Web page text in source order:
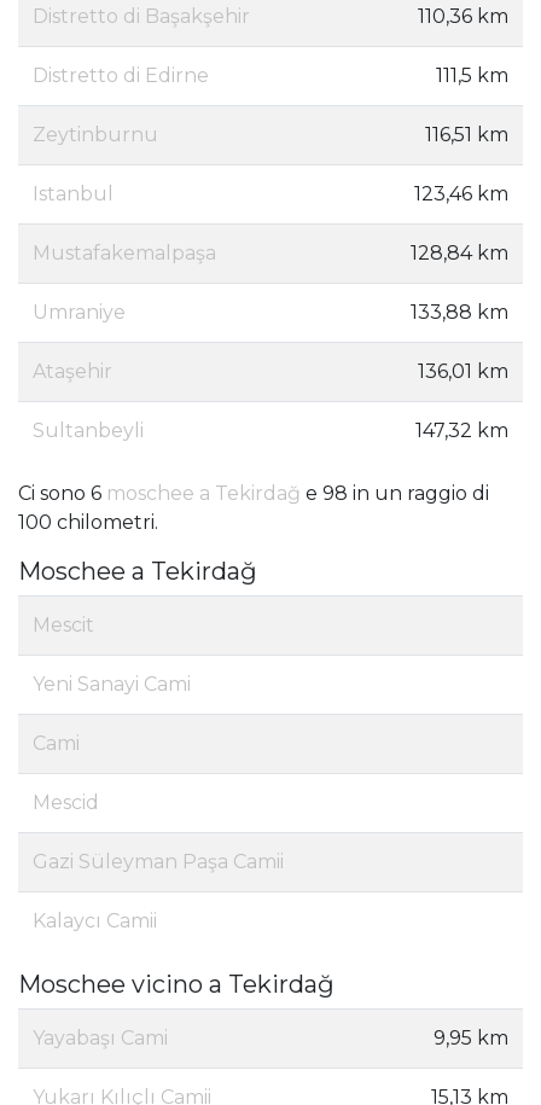
Distretto di Başakşehir 110,36 km
Distretto di Edirne 111,5 km
Zeytinburnu 116,51 km
Istanbul 123,46 km
Mustafakemalpaşa 128,84 km
Umraniye 133,88 km
Ataşehir 136,01 km
Sultanbeyli 147,32 km
Ci sono 6 moschee a Tekirdağ e 98 in un raggio di
100 chilometri.
Moschee a Tekirdağ
Mescit
Yeni Sanayi Cami
Cami
Mescid
Gazi Süleyman Paşa Camii
Kalaycı Camii
Moschee vicino a Tekirdağ
Yayabaşı Cami 9,95 km
Yukarı Kılıçlı Camii 15,13 km